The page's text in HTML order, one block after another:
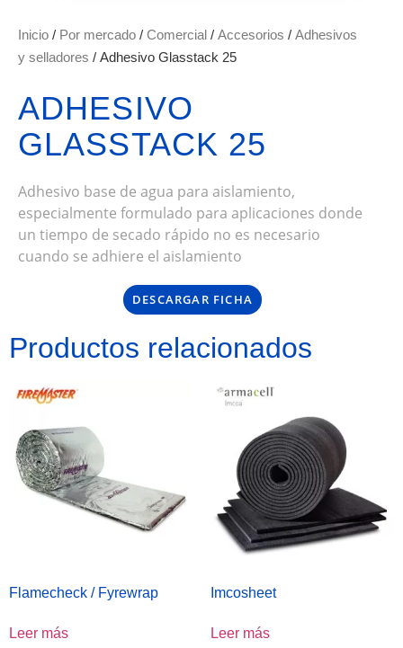
Inicio / Por mercado / Comercial / Accesorios / Adhesivos
y selladores / Adhesivo Glasstack 25
ADHESIVO
GLASSTACK 25
Adhesivo base de agua para aislamiento,
especialmente formulado para aplicaciones donde
un tiempo de secado rápido no es necesario
cuando se adhiere el aislamiento
DESCARGAR FICHA
Productos relacionados
Flamecheck / Fyrewrap
Leer más
Imcosheet
Leer más